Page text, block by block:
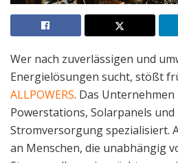
Wer nach zuverlässigen und
Energielösungen sucht, stößt
ALLPOWERS. Das
Powerstations, Solarpanels und
Stromversorgung spezialisiert.
an Menschen, die unabhängig